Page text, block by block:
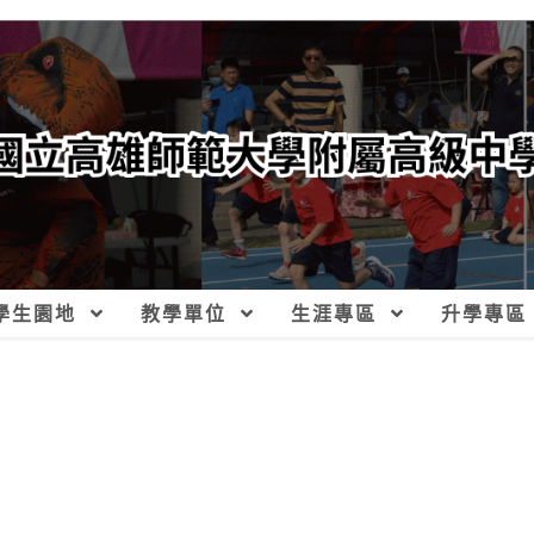
生園地 教學單位 生涯專區 升學專區